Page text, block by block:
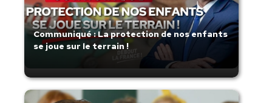
Communiqué : La protection de nos enfants
se joue sur le terrain !